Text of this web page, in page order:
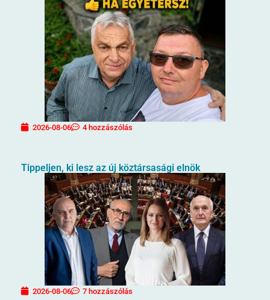
2026-08-06 4 hozzászólás
Tippeljen, ki lesz az új köztársasági elnök
2026-08-06 7 hozzászólás